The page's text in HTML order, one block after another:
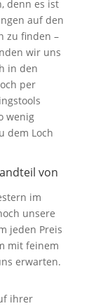
denn es ist
auf den
zu finden –
wir uns
in den
per
wenig
dem Loch
von
im
unsere
jeden Preis
mit feinem
erwarten.
ihrer